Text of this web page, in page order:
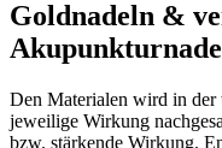
Goldnadeln &
Den Materialen wird in der
jeweilige Wirkung
bzw. stärkende Wirkung.